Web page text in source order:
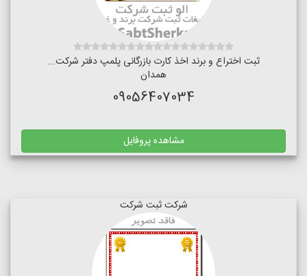
ثبت اختراع و برند اخذ کارت بازرگانی پلمپ دفتر شرکت...
همدان
09056407034
مشاهده پروفایل
شرکت ثبت شرکت